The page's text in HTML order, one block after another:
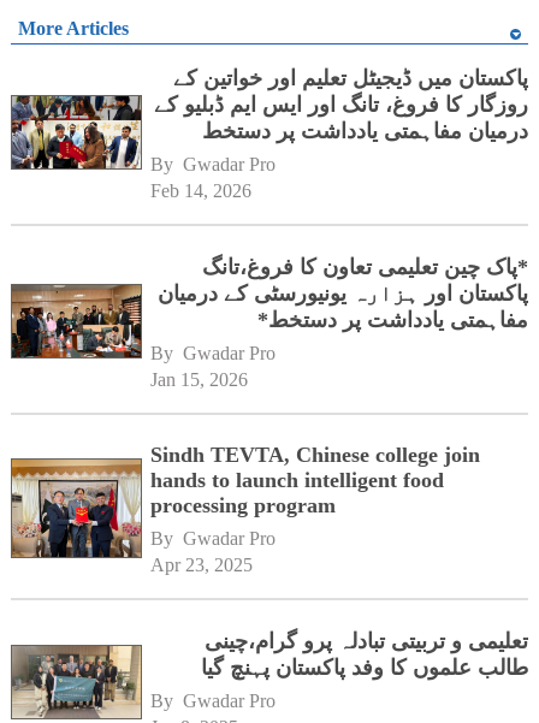
More Articles
پاکستان میں ڈیجیٹل تعلیم اور خواتین کے
روزگار کا فروغ، تانگ اور ایس ایم ڈبلیو کے
درمیان مفاہمتی یادداشت پر دستخط
By Gwadar Pro
Feb 14, 2026
*پاک چین تعلیمی تعاون کا فروغ،تانگ
پاکستان اور ہزارہ یونیورسٹی کے درمیان
مفاہمتی یادداشت پر دستخط*
By Gwadar Pro
Jan 15, 2026
Sindh TEVTA, Chinese college join
hands to launch intelligent food
processing program
By Gwadar Pro
Apr 23, 2025
تعلیمی و تربیتی تبادلہ پرو گرام،چینی
طالب علموں کا وفد پاکستان پہنچ گیا
By Gwadar Pro